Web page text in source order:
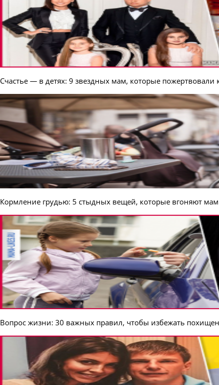
Счастье — в детях: 9 звездных мам, которые пожертвовали
Кормление грудью: 5 стыдных вещей, которые вгоняют мам
Вопрос жизни: 30 важных правил, чтобы избежать